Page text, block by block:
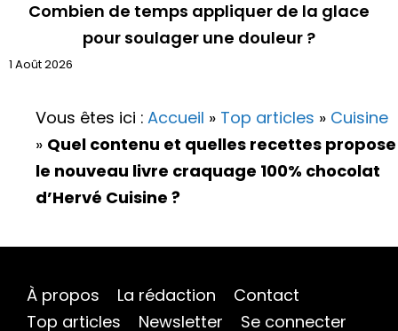
Combien de temps appliquer de la glace
pour soulager une douleur ?
1 Août 2026
Vous êtes ici : Accueil » Top articles » Cuisine
» Quel contenu et quelles recettes propose
le nouveau livre craquage 100% chocolat
d’Hervé Cuisine ?
À propos La rédaction
Contact
Top articles
Newsletter Se connecter